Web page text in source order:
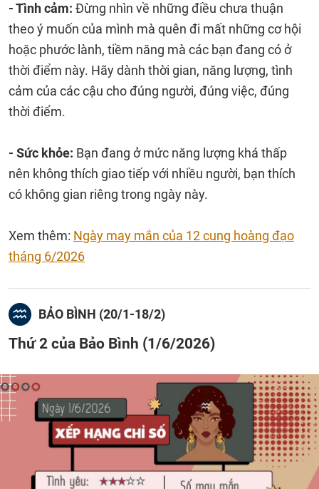
- Tình cảm: Đừng nhìn về những điều chưa thuận
theo ý muốn của mình mà quên đi mất những cơ hội
hoặc phước lành, tiềm năng mà các bạn đang có ở
thời điểm này. Hãy dành thời gian, năng lượng, tình
cảm của các cậu cho đúng người, đúng việc, đúng
thời điểm.
- Sức khỏe: Bạn đang ở mức năng lượng khá thấp
nên không thích giao tiếp với nhiều người, bạn thích
có không gian riêng trong ngày này.
Xem thêm: Ngày may mắn của 12 cung hoàng đạo
tháng 6/2026
BẢO BÌNH (20/1-18/2)
Thứ 2 của Bảo Bình (1/6/2026)